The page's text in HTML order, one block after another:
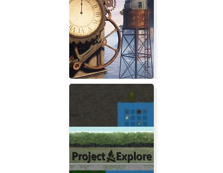
Dude Simulator 2
Zof